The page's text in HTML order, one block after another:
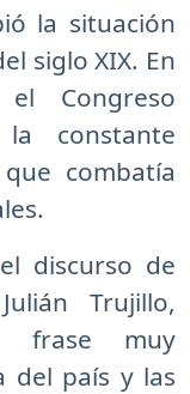
la situación
siglo XIX. En
Congreso
constante
combatía
discurso de
Trujillo,
frase muy
del país y las